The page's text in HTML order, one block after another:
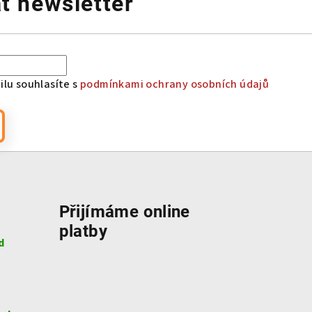
souhlasíte s podmínkami ochrany osobních údajů
Přijímáme online
platby